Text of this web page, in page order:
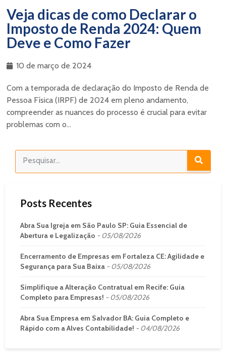
Veja dicas de como Declarar o
Imposto de Renda 2024: Quem
Deve e Como Fazer
10 de março de 2024
Com a temporada de declaração do Imposto de Renda de
Pessoa Física (IRPF) de 2024 em pleno andamento,
compreender as nuances do processo é crucial para evitar
problemas com o...
Posts Recentes
Abra Sua Igreja em São Paulo SP: Guia Essencial de
Abertura e Legalização
05/08/2026
Encerramento de Empresas em Fortaleza CE: Agilidade e
Segurança para Sua Baixa
05/08/2026
Simplifique a Alteração Contratual em Recife: Guia
Completo para Empresas!
05/08/2026
Abra Sua Empresa em Salvador BA: Guia Completo e
Rápido com a Alves Contabilidade!
04/08/2026